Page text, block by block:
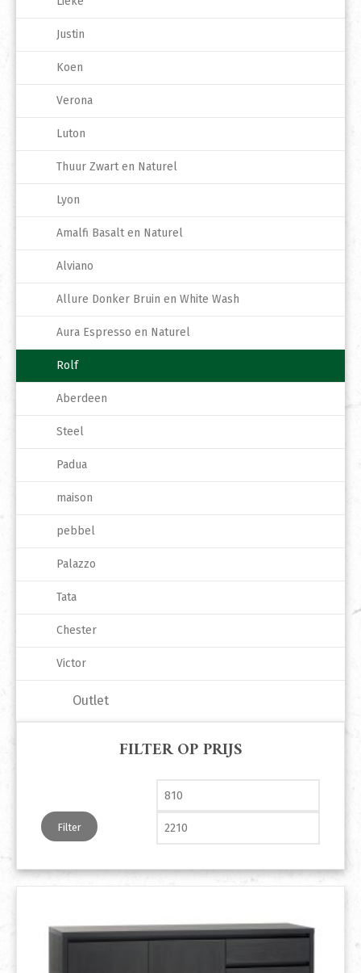
Justin
Koen
Verona
Luton
Thuur Zwart en Naturel
Lyon
Amalfi Basalt en Naturel
Alviano
Allure Donker Bruin en White Wash
Aura Espresso en Naturel
Rolf
Aberdeen
Steel
Padua
maison
pebbel
Palazzo
Tata
Chester
Victor
Outlet
FILTER OP PRIJS
Min. prijs
Filter